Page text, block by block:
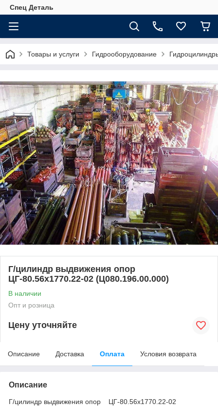
Спец Деталь
Товары и услуги Гидрооборудование
Г/цилиндр выдвижения опор
ЦГ-80.56х1770.22-02 (Ц080.196.00.000)
В наличии
Опт и розница
Цену уточняйте
Описание Доставка Оплата Условия возврата
Описание
Г/цилиндр выдвижения опор ЦГ-80.56х1770.22-02